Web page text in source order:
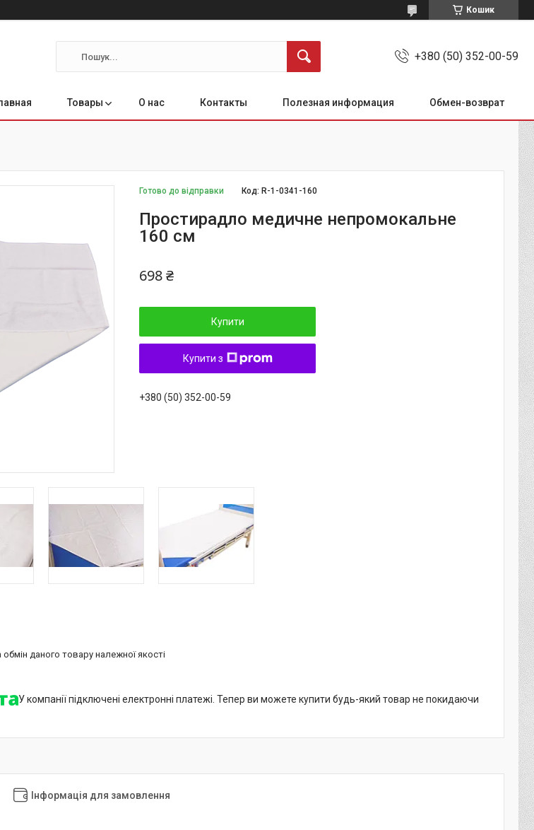
Кошик
+380 (50) 352-00-59
Товары О нас Контакты Полезная информация Обмен-возврат
Готово до відправки Код: R-1-0341-160
Простирадло медичне непромокальне
160 см
698 ₴
Купити
Купити з
+380 (50) 352-00-59
даного товару належної якості
У компанії підключені електронні платежі. Тепер ви можете купити будь-який товар не покидаючи
Інформація для замовлення